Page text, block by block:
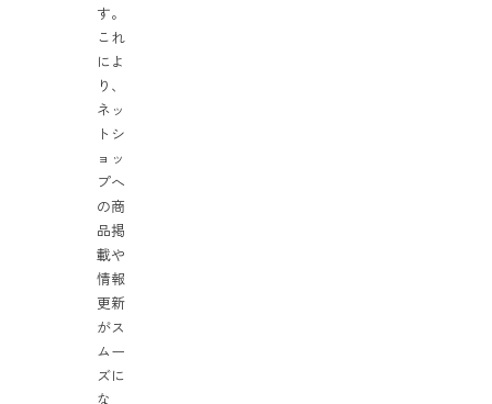
す。
これ
によ
り、
ネッ
トシ
ョッ
プへ
の商
品掲
載や
情報
更新
がス
ムー
ズに
な